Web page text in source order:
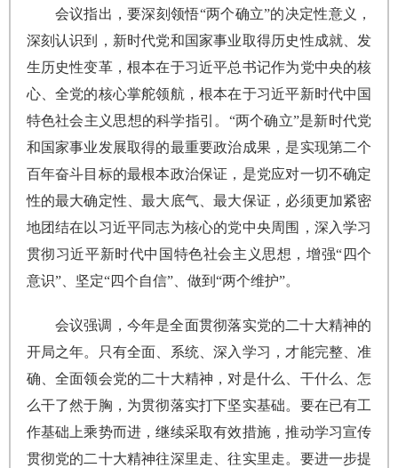
会议指出，要深刻领悟“两个确立”的决定性意义，
深刻认识到，新时代党和国家事业取得历史性成就、发
生历史性变革，根本在于习近平总书记作为党中央的核
心、全党的核心掌舵领航，根本在于习近平新时代中国
特色社会主义思想的科学指引。“两个确立”是新时代党
和国家事业发展取得的最重要政治成果，是实现第二个
百年奋斗目标的最根本政治保证，是党应对一切不确定
性的最大确定性、最大底气、最大保证，必须更加紧密
地团结在以习近平同志为核心的党中央周围，深入学习
贯彻习近平新时代中国特色社会主义思想，增强“四个
意识”、坚定“四个自信”、做到“两个维护”。
会议强调，今年是全面贯彻落实党的二十大精神的
开局之年。只有全面、系统、深入学习，才能完整、准
确、全面领会党的二十大精神，对是什么、干什么、怎
么干了然于胸，为贯彻落实打下坚实基础。要在已有工
作基础上乘势而进，继续采取有效措施，推动学习宣传
贯彻党的二十大精神往深里走、往实里走。要进一步提